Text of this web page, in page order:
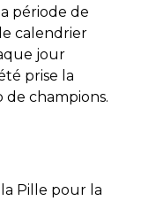
période de
calendrier
jour
prise la
champions.
Pille pour la